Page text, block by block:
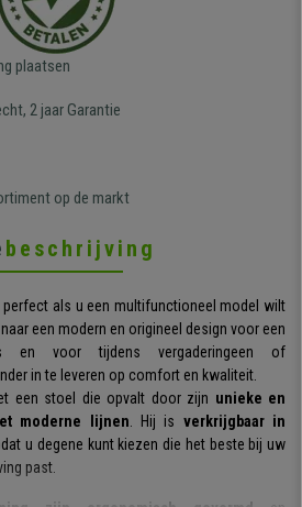
plaatsen
2 jaar Garantie
op de markt
beschrijving
perfect als u een multifunctioneel model wilt
een modern en origineel design voor een
en voor tijdens vergaderingeen of
in te leveren op comfort en kwaliteit.
een stoel die opvalt door zijn unieke en
moderne lijnen. Hij is verkrijgbaar in
u degene kunt kiezen die het beste bij uw
past.